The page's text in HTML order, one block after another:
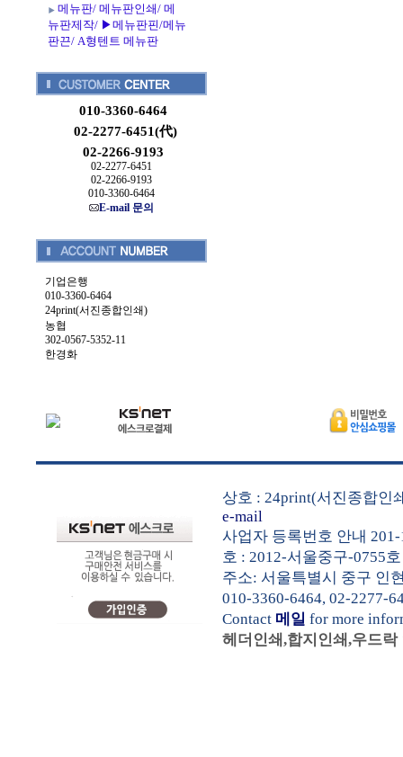
메뉴판/ 메뉴판인쇄/ 메
뉴판제작/ ▶메뉴판핀/메뉴
판끈/ A형텐트 메뉴판
010-3360-6464
02-2277-6451(代)
02-2266-9193
02-2277-6451
02-2266-9193
010-3360-6464
E-mail 문의
기업은행
010-3360-6464
24print(서진종합인쇄)
농협
302-0567-5352-11
한경화
상호 : 24print(서진종합인
e-mail
사업자 등록번호 안내
호 : 2012-서울중구-0755호
주소: 서울특별시 중구 인
010-3360-6464, 02-2277-
Contact 메일 for more
헤더인쇄,합지인쇄,우드락